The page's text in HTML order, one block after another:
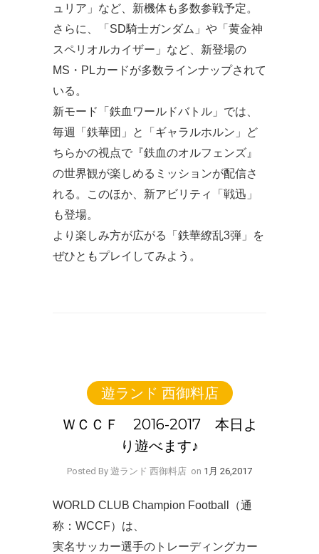
ュリア」など、新機体も多数参戦予定。
さらに、「SD騎士ガンダム」や「黄金神
スペリオルカイザー」など、新登場の
MS・PLカードが多数ラインナップされて
いる。
新モード「鉄血ワールドバトル」では、
毎週「鉄華団」と「ギャラルホルン」ど
ちらかの視点で『鉄血のオルフェンズ』
の世界観が楽しめるミッションが配信さ
れる。このほか、新アビリティ「戦迅」
も登場。
より楽しみ方が広がる「鉄華繚乱3弾」を
ぜひともプレイしてみよう。
遊ランド 西御料店
ＷＣＣＦ 2016-2017 本日よ
り遊べます♪
Posted By 遊ランド 西御料店 on 1月 26,2017
WORLD CLUB Champion Football（通
称：WCCF）は、
実名サッカー選手のトレーディングカー